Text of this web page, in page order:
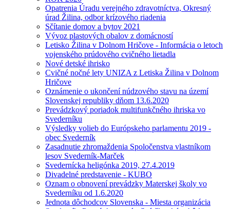
Opatrenia Úradu verejného zdravotníctva, Okresný
úrad Žilina, odbor krízového riadenia
Sčítanie domov a bytov 2021
Vývoz plastových obalov z domácností
Letisko Žilina v Dolnom Hričove - Informácia o letoch
vojenského prúdového cvičného lietadla
Nové detské ihrisko
Cvičné nočné lety UNIZA z Letiska Žilina v Dolnom
Hričove
Oznámenie o ukončení núdzového stavu na území
Slovenskej republiky dňom 13.6.2020
Prevádzkový poriadok multifunkčného ihriska vo
Svederníku
Výsledky volieb do Európskeho parlamentu 2019 -
obec Svederník
Zasadnutie zhromaždenia Spoločenstva vlastníkom
lesov Svederník-Marček
Svedernícka heligónka 2019, 27.4.2019
Divadelné predstavenie - KUBO
Oznam o obnovení prevádzky Materskej školy vo
Svederníku od 1.6.2020
Jednota dôchodcov Slovenska - Miesta organizácia